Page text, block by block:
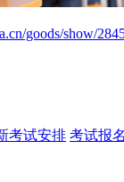
goods/show/
考试安排 考试报